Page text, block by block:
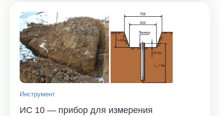
Инструмент
ИС 10 — прибор для измерения